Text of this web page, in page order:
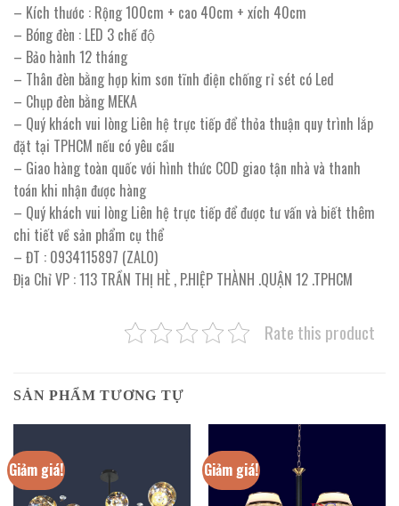
– Kích thước : Rộng 100cm + cao 40cm + xích 40cm
– Bóng đèn : LED 3 chế độ
– Bảo hành 12 tháng
– Thân đèn bằng hợp kim sơn tĩnh điện chống rỉ sét có Led
– Chụp đèn bằng MEKA
– Quý khách vui lòng Liên hệ trực tiếp để thỏa thuận quy trình lắp
đặt tại TPHCM nếu có yêu cầu
– Giao hàng toàn quốc với hình thức COD giao tận nhà và thanh
toán khi nhận được hàng
– Quý khách vui lòng Liên hệ trực tiếp để được tư vấn và biết thêm
chi tiết về sản phẩm cụ thể
– ĐT : 0934115897 (ZALO)
Địa Chỉ VP : 113 TRẦN THỊ HÈ , P.HIỆP THÀNH .QUẬN 12 .TPHCM
Rate this product
SẢN PHẨM TƯƠNG TỰ
Giảm giá! Giảm giá!